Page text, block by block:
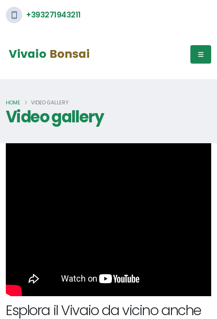
+393271943211
Video gallery
HOME VIDEO GALLERY
Esplora il Vivaio da vicino anche